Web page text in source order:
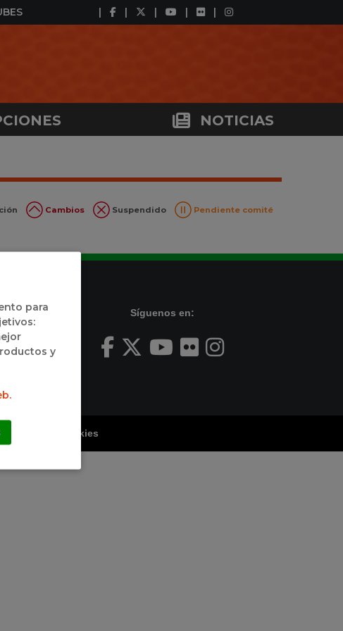
NOTICIAS
Cambios Suspendido Pendiente comité
Síguenos en:
Política de Cookies
para
y